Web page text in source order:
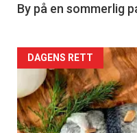
5
By på en sommerlig
Forsiden
akkurat
nå
DAGENS RETT